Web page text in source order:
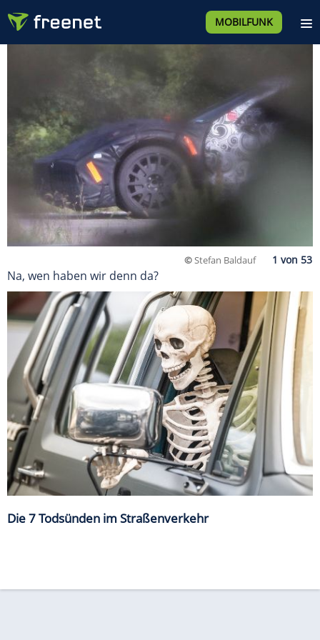
MOBILFUNK
©Stefan Baldauf
Na, wen haben wir denn da?
Die 7 Todsünden im Straßenverkehr